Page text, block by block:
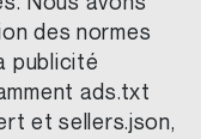
des normes
publicité
ads.txt
et sellers.json,